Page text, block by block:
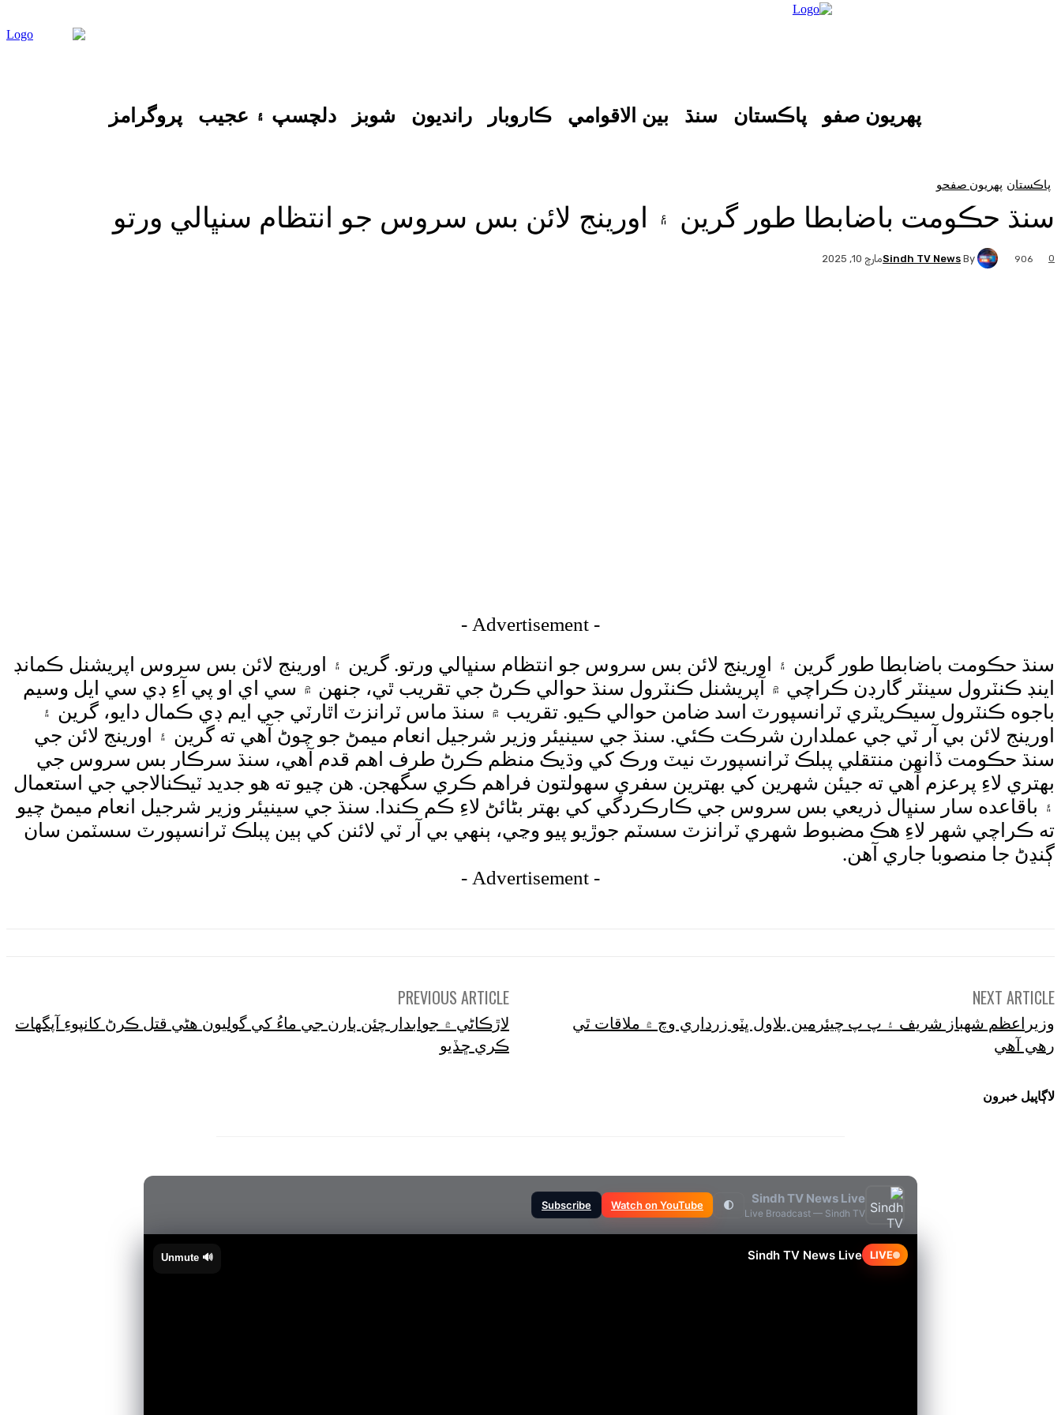
پهريون صفو پاڪستان سنڌ بين الاقوامي ڪاروبار رانديون شوبز دلچسپ ۽ عجيب پروگرامز
پاڪستان پهريون صفحو
سنڌ حڪومت باضابطا طور گرين ۽ اورينج لائن بس سروس جو انتظام سنڀالي ورتو
By
Sindh TV Newsمارچ 10, 2025 0
906
- Advertisement -
سنڌ حڪومت باضابطا طور گرين ۽ اورينج لائن بس سروس جو انتظام سنڀالي ورتو. گرين ۽ اورينج لائن بس سروس اپريشنل ڪمانڊ
اينڊ ڪنٽرول سينٽر گارڊن ڪراچي ۾ آپريشنل ڪنٽرول سنڌ حوالي ڪرڻ جي تقريب ٿي، جنهن ۾ سي اي او پي آءِ ڊي سي ايل وسيم
باجوه ڪنٽرول سيڪريٽري ٽرانسپورٽ اسد ضامن حوالي ڪيو. تقريب ۾ سنڌ ماس ٽرانزٽ اٿارٽي جي ايم ڊي ڪمال دايو، گرين ۽
اورينج لائن بي آر ٽي جي عملدارن شرڪت ڪئي. سنڌ جي سينيئر وزير شرجيل انعام ميمڻ جو چوڻ آهي ته گرين ۽ اورينج لائن جي
سنڌ حڪومت ڏانهن منتقلي پبلڪ ٽرانسپورٽ نيٽ ورڪ کي وڌيڪ منظم ڪرڻ طرف اهم قدم آهي، سنڌ سرڪار بس سروس جي
بهتري لاءِ پرعزم آهي ته جيئن شهرين کي بهترين سفري سهولتون فراهم ڪري سگهجن. هن چيو ته هو جديد ٽيڪنالاجي جي استعمال
۽ باقاعده سار سنڀال ذريعي بس سروس جي ڪارڪردگي کي بهتر بڻائڻ لاءِ ڪم ڪندا. سنڌ جي سينيئر وزير شرجيل انعام ميمڻ چيو
ته ڪراچي شهر لاءِ هڪ مضبوط شهري ٽرانزٽ سسٽم جوڙيو پيو وڃي، ٻنهي بي آر ٽي لائنن کي ٻين پبلڪ ٽرانسپورٽ سسٽمن سان
ڳنڍڻ جا منصوبا جاري آهن.
- Advertisement -
PREVIOUS ARTICLE
لاڙڪاڻي ۾ جوابدار چئن ٻارن جي ماءُ کي گوليون هڻي قتل ڪرڻ کانپوءِ آپگهات
ڪري ڇڏيو
NEXT ARTICLE
وزيراعظم شهباز شريف ۽ پ پ چيئرمين بلاول ڀٽو زرداري وچ ۾ ملاقات ٿي
رهي آهي
لاڳاپيل خبرون
Sindh TV News Live
Live Broadcast — Sindh TV
🌓
Watch on YouTube
Subscribe
LIVE
Sindh TV News Live
🔊 Unmute